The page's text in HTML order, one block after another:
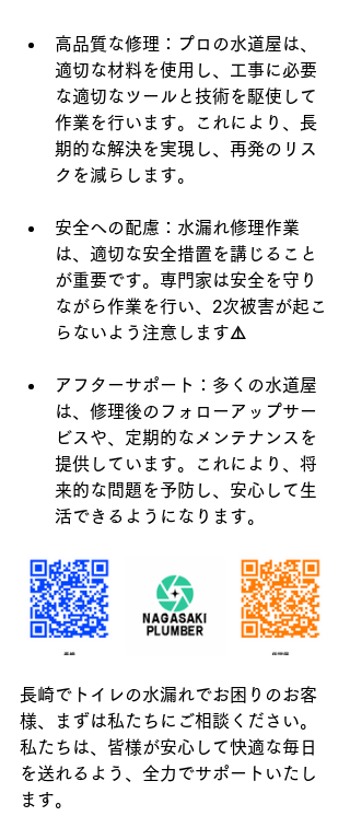
高品質な修理：プロの水道屋は、
適切な材料を使用し、工事に必要
な適切なツールと技術を駆使して
作業を行います。これにより、長
期的な解決を実現し、再発のリス
クを減らします。
安全への配慮：水漏れ修理作業
は、適切な安全措置を講じること
が重要です。専門家は安全を守り
ながら作業を行い、2次被害が起こ
らないよう注意します⚠️
アフターサポート：多くの水道屋
は、修理後のフォローアップサー
ビスや、定期的なメンテナンスを
提供しています。これにより、将
来的な問題を予防し、安心して生
活できるようになります。
長崎でトイレの水漏れでお困りのお客
様、まずは私たちにご相談ください。
私たちは、皆様が安心して快適な毎日
を送れるよう、全力でサポートいたし
ます。